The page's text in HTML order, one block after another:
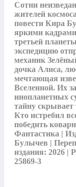
Сотни
жителей
повести Кира
яркими
третьей
экспедицию
механик
дочка Алиса,
мечтающая
Вселенной. Их
инопланетных
тайну скрывает
Кто истребил
победить
Фантастика |
Булычев |
издания: 2026 |
25869-3